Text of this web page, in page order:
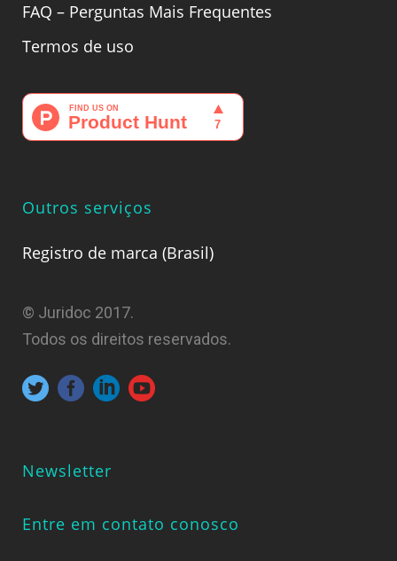
FAQ – Perguntas Mais Frequentes
Termos de uso
Outros serviços
Registro de marca (Brasil)
© Juridoc 2017.
Todos os direitos reservados.
Newsletter
Entre em contato conosco